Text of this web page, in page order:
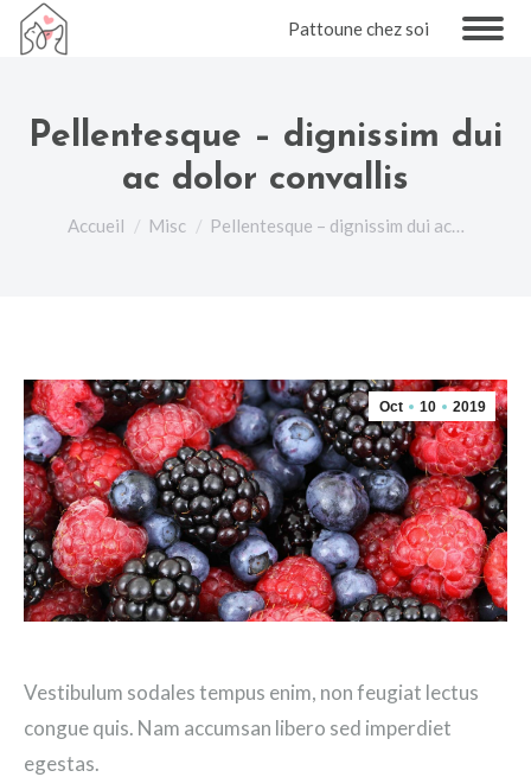
Pattoune chez soi
Pellentesque – dignissim dui
ac dolor convallis
Vous êtes ici :
Accueil Misc Pellentesque – dignissim dui ac…
Oct 10 2019
Vestibulum sodales tempus enim, non feugiat lectus
congue quis. Nam accumsan libero sed imperdiet
egestas.